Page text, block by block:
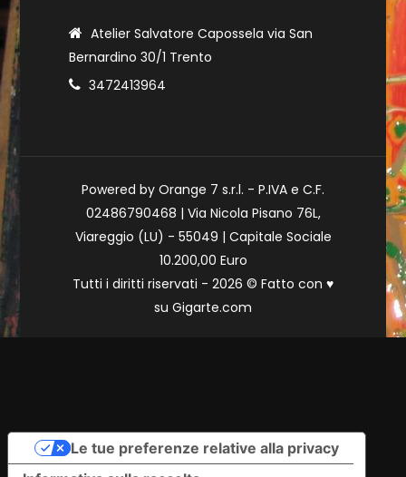
Atelier Salvatore Capossela via San
Bernardino 30/1 Trento
3472413964
Powered by Orange 7 s.r.l. - P.IVA e C.F.
02486790468 | Via Nicola Pisano 76L,
Viareggio (LU) - 55049 | Capitale Sociale
10.200,00 Euro
Tutti i diritti riservati - 2026 © Fatto con ♥
su Gigarte.com
Le tue preferenze relative alla privacy